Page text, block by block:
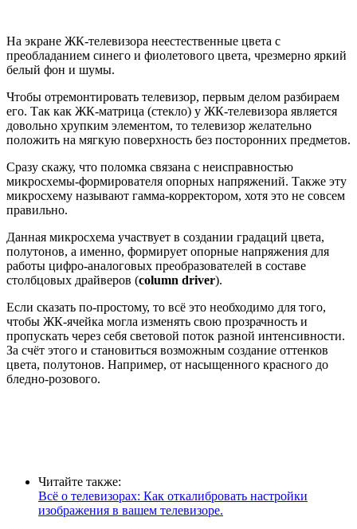
На экране ЖК-телевизора неестественные цвета с
преобладанием синего и фиолетового цвета, чрезмерно яркий
белый фон и шумы.
Чтобы отремонтировать телевизор, первым делом разбираем
его. Так как ЖК-матрица (стекло) у ЖК-телевизора является
довольно хрупким элементом, то телевизор желательно
положить на мягкую поверхность без посторонних предметов.
Сразу скажу, что поломка связана с неисправностью
микросхемы-формирователя опорных напряжений. Также эту
микросхему называют гамма-корректором, хотя это не совсем
правильно.
Данная микросхема участвует в создании градаций цвета,
полутонов, а именно, формирует опорные напряжения для
работы цифро-аналоговых преобразователей в составе
столбцовых драйверов (column driver).
Если сказать по-простому, то всё это необходимо для того,
чтобы ЖК-ячейка могла изменять свою прозрачность и
пропускать через себя световой поток разной интенсивности.
За счёт этого и становиться возможным создание оттенков
цвета, полутонов. Например, от насыщенного красного до
бледно-розового.
Читайте также:
Всё о телевизорах: Как откалибровать настройки
изображения в вашем телевизоре.